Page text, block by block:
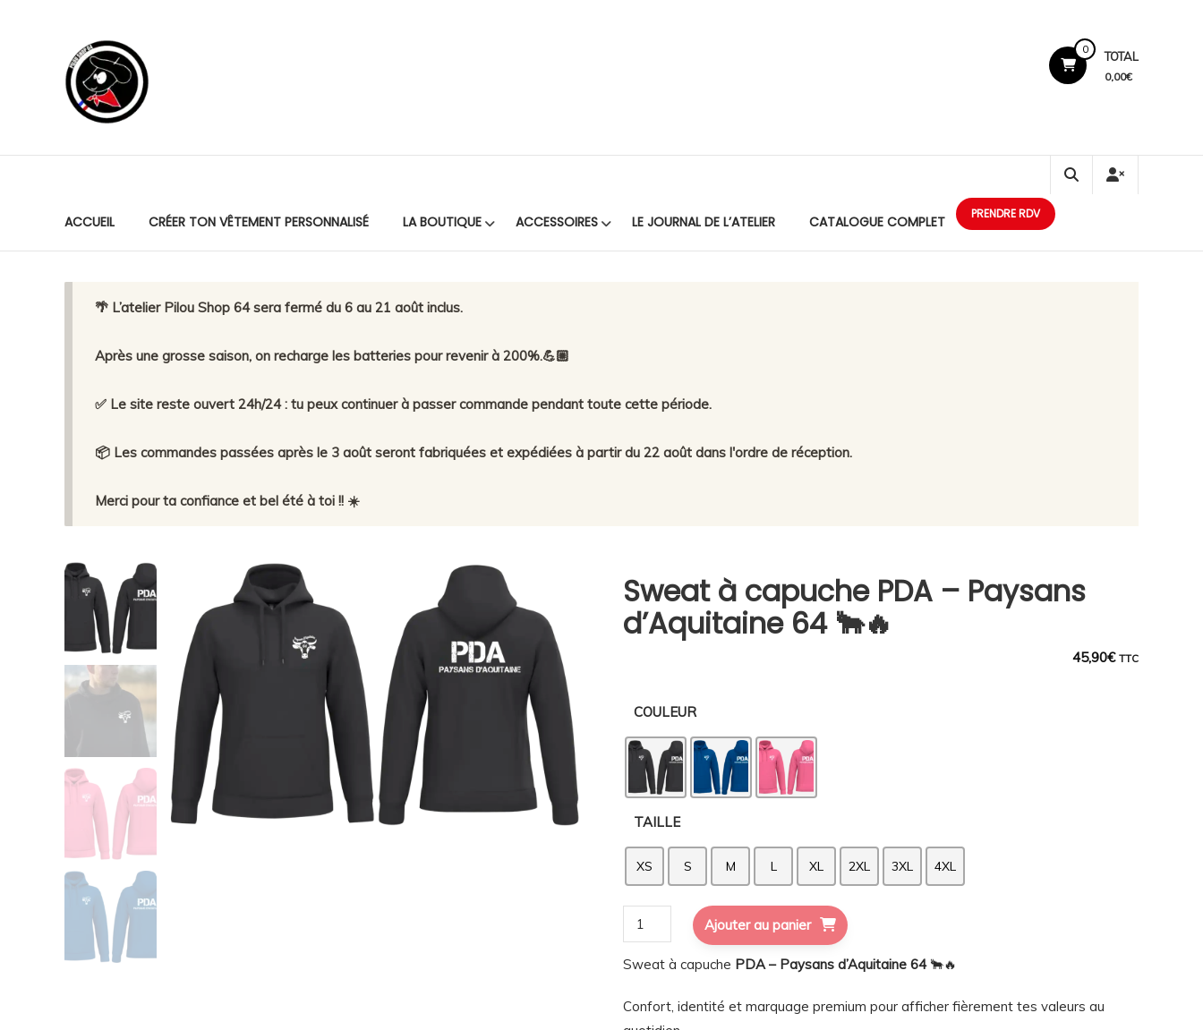
Pilou
Shop
64
premium.
0
TOTAL
0,00€
ACCUEIL CRÉER TON VÊTEMENT PERSONNALISÉ LA BOUTIQUE ACCESSOIRES LE JOURNAL DE L’ATELIER CATALOGUE COMPLET PRENDRE RDV
🌴 L’atelier Pilou Shop 64 sera fermé du 6 au 21 août inclus.
Après une grosse saison, on recharge les batteries pour revenir à 200%.💪🏼
✅ Le site reste ouvert 24h/24 : tu peux continuer à passer commande pendant toute cette période.
📦 Les commandes passées après le 3 août seront fabriquées et expédiées à partir du 22 août dans l'ordre de réception.
Merci pour ta confiance et bel été à toi !! ☀️
Sweat à capuche PDA – Paysans
d’Aquitaine 64 🐂🔥
45,90€ TTC
COULEUR
TAILLE
XS S M L XL 2XL 3XL 4XL
quantité
de
Sweat
capuche
Ajouter au panier
Sweat à capuche PDA – Paysans d’Aquitaine 64🐂🔥
Confort, identité et marquage premium pour afficher fièrement tes valeurs au